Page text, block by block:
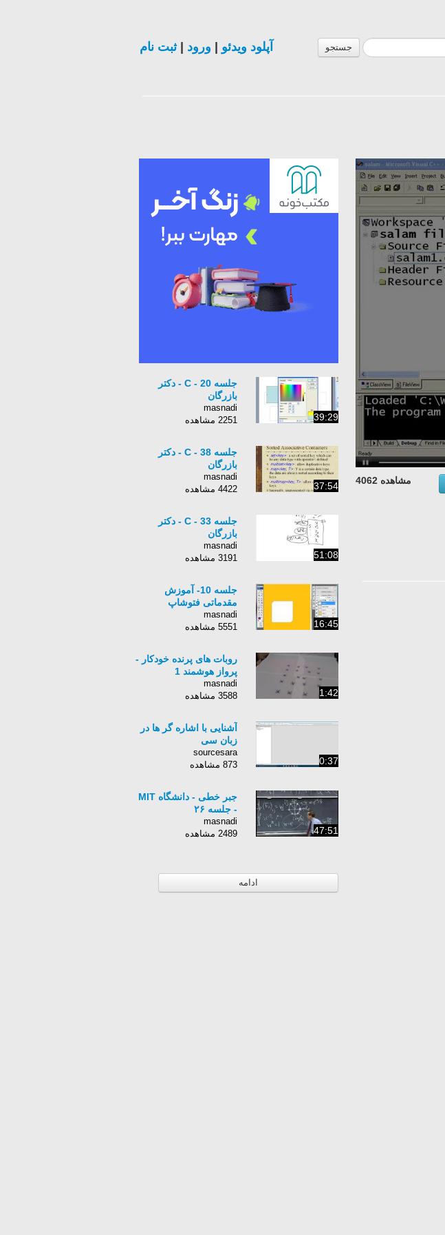
جستجو آپلود ویدئو ورود |ثبت نام
مشاهده 4062
39:29
جلسه 20 - C - دکتر
بازرگان
masnadi
2251 مشاهده
37:54
جلسه 38 - C - دکتر
بازرگان
masnadi
4422 مشاهده
51:08
جلسه 33 - C - دکتر
بازرگان
masnadi
3191 مشاهده
16:45
جلسه 10- آموزش
مقدماتی فتوشاپ
masnadi
5551 مشاهده
1:42
روبات های پرنده خودکار -
پرواز هوشمند 1
masnadi
3588 مشاهده
0:37
آشنایی با اشاره گر ها در
زبان سی
sourcesara
873 مشاهده
47:51
جبر خطی - دانشگاه MIT
- جلسه ۲۶
masnadi
2489 مشاهده
ادامه